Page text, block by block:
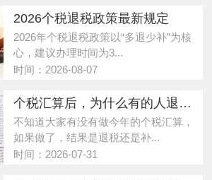
2026个税退税政策最新规定
2026年个税退税政策以“多退少补”为核
心，建议办理时间为3...
时间：2026-08-07
个税汇算后，为什么有的人退税，有的人补税？
不知道大家有没有做今年的个税汇算，
如果做了，结果是退税还是补...
时间：2026-07-31